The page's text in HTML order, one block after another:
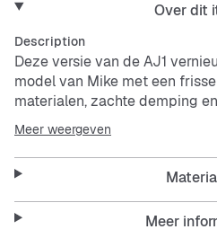
Over dit
Description
Deze versie van de AJ1
model van Mike met een
materialen, zachte demping
enkelkraag bieden volledige
een eerbetoon aan de schoen
begon.
Premium constructie zorgt
iconische uitstraling.
Meer weergeven
Meer